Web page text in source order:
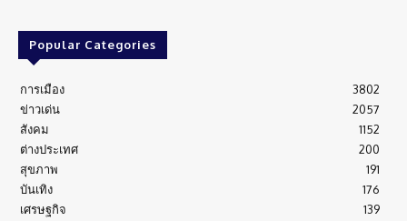
Popular Categories
การเมือง
3802
ข่าวเด่น
2057
สังคม
1152
ต่างประเทศ
200
สุขภาพ
191
บันเทิง
176
เศรษฐกิจ
139